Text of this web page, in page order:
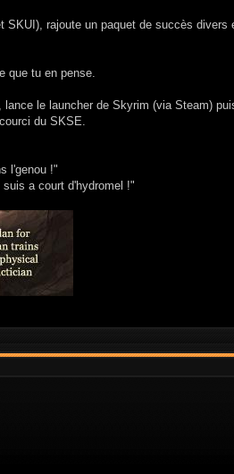
SKUI), rajoute un paquet de succès divers
que tu en pense.
le launcher de Skyrim (via Steam)
du SKSE.
l'genou !"
a court d'hydromel !"